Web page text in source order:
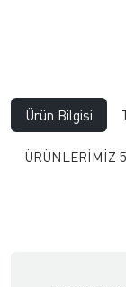
Ürün Bilgisi
ÜRÜNLERİMİZ